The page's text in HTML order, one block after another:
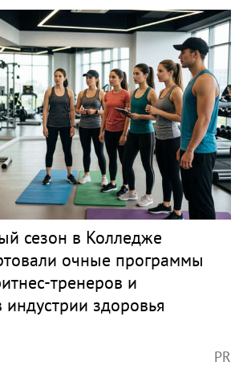
сезон в Колледже
очные программы
тренеров и
индустрии здоровья
PR